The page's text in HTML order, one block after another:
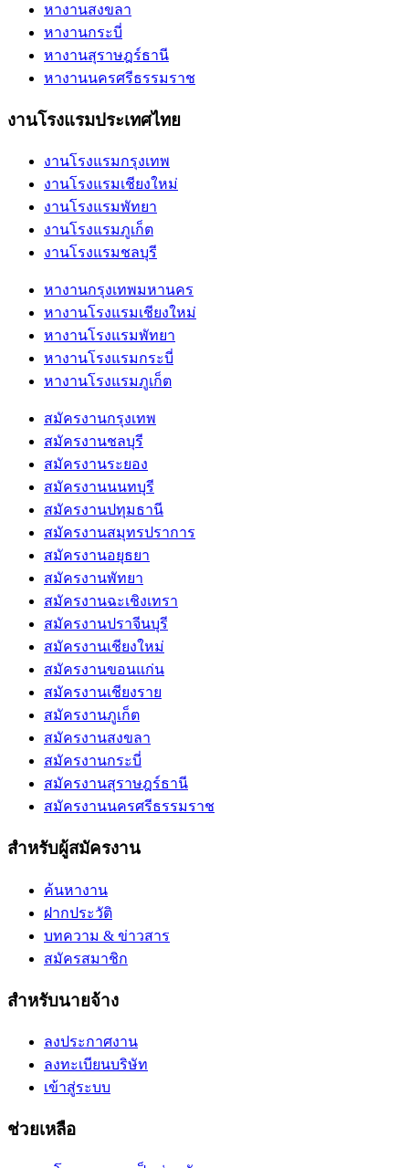
หางานสงขลา
หางานกระบี่
หางานสุราษฎร์ธานี
หางานนครศรีธรรมราช
งานโรงแรมประเทศไทย
งานโรงแรมกรุงเทพ
งานโรงแรมเชียงใหม่
งานโรงแรมพัทยา
งานโรงแรมภูเก็ต
งานโรงแรมชลบุรี
หางานกรุงเทพมหานคร
หางานโรงแรมเชียงใหม่
หางานโรงแรมพัทยา
หางานโรงแรมกระบี่
หางานโรงแรมภูเก็ต
สมัครงานกรุงเทพ
สมัครงานชลบุรี
สมัครงานระยอง
สมัครงานนนทบุรี
สมัครงานปทุมธานี
สมัครงานสมุทรปราการ
สมัครงานอยุธยา
สมัครงานพัทยา
สมัครงานฉะเชิงเทรา
สมัครงานปราจีนบุรี
สมัครงานเชียงใหม่
สมัครงานขอนแก่น
สมัครงานเชียงราย
สมัครงานภูเก็ต
สมัครงานสงขลา
สมัครงานกระบี่
สมัครงานสุราษฎร์ธานี
สมัครงานนครศรีธรรมราช
สำหรับผู้สมัครงาน
ค้นหางาน
ฝากประวัติ
บทความ & ข่าวสาร
สมัครสมาชิก
สำหรับนายจ้าง
ลงประกาศงาน
ลงทะเบียนบริษัท
เข้าสู่ระบบ
ช่วยเหลือ